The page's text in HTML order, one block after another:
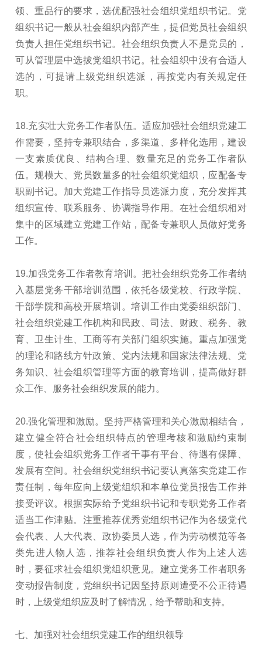
领、重品行的要求，选优配强社会组织党组织书记。党
组织书记一般从社会组织内部产生，提倡党员社会组织
负责人担任党组织书记。社会组织负责人不是党员的，
可从管理层中选拔党组织书记。社会组织中没有合适人
选的，可提请上级党组织选派，再按党内有关规定任
职。
18.充实壮大党务工作者队伍。适应加强社会组织党建工
作需要，坚持专兼职结合，多渠道、多样化选用，建设
一支素质优良、结构合理、数量充足的党务工作者队
伍。规模大、党员数量多的社会组织党组织，应配备专
职副书记。加大党建工作指导员选派力度，充分发挥其
组织宣传、联系服务、协调指导作用。在社会组织相对
集中的区域建立党建工作站，配备专兼职人员做好党务
工作。
19.加强党务工作者教育培训。把社会组织党务工作者纳
入基层党务干部培训范围，依托各级党校、行政学院、
干部学院和高校开展培训。培训工作由党委组织部门、
社会组织党建工作机构和民政、司法、财政、税务、教
育、卫生计生、工商等有关部门组织实施。重点加强党
的理论和路线方针政策、党内法规和国家法律法规、党
务知识、社会组织管理等方面的教育培训，提高做好群
众工作、服务社会组织发展的能力。
20.强化管理和激励。坚持严格管理和关心激励相结合，
建立健全符合社会组织特点的管理考核和激励约束制
度，使社会组织党务工作者干事有平台、待遇有保障、
发展有空间。社会组织党组织书记要认真落实党建工作
责任制，每年应向上级党组织和本单位党员报告工作并
接受评议。根据实际给予党组织书记和专职党务工作者
适当工作津贴。注重推荐优秀党组织书记作为各级党代
会代表、人大代表、政协委员人选，作为劳动模范等各
类先进人物人选，推荐社会组织负责人作为上述人选
时，要征求社会组织党组织意见。建立党务工作者职务
变动报告制度，党组织书记因坚持原则遭受不公正待遇
时，上级党组织应及时了解情况，给予帮助和支持。
七、加强对社会组织党建工作的组织领导